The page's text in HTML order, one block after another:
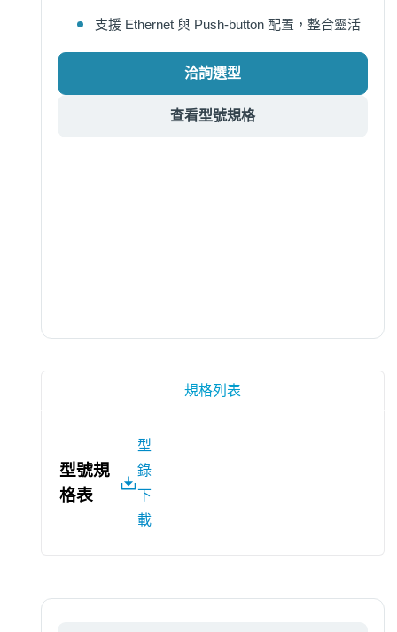
支援 Ethernet 與 Push-button 配置，整合靈活
洽詢選型
查看型號規格
規格列表
型號規
格表
型
錄
下
載